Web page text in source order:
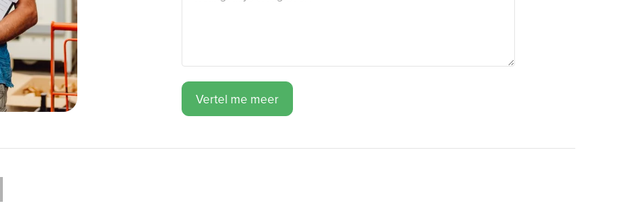
Vertel me meer